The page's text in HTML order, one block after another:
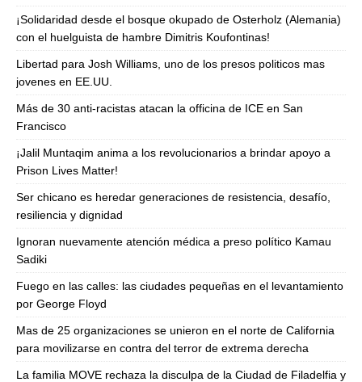
¡Solidaridad desde el bosque okupado de Osterholz (Alemania)
con el huelguista de hambre Dimitris Koufontinas!
Libertad para Josh Williams, uno de los presos politicos mas
jovenes en EE.UU.
Más de 30 anti-racistas atacan la officina de ICE en San
Francisco
¡Jalil Muntaqim anima a los revolucionarios a brindar apoyo a
Prison Lives Matter!
Ser chicano es heredar generaciones de resistencia, desafío,
resiliencia y dignidad
Ignoran nuevamente atención médica a preso político Kamau
Sadiki
Fuego en las calles: las ciudades pequeñas en el levantamiento
por George Floyd
Mas de 25 organizaciones se unieron en el norte de California
para movilizarse en contra del terror de extrema derecha
La familia MOVE rechaza la disculpa de la Ciudad de Filadelfia y